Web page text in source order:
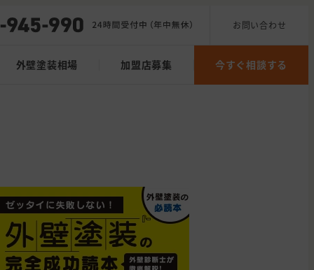
お問い合わせ
外壁塗装相場 加盟店募集 今すぐ相談する